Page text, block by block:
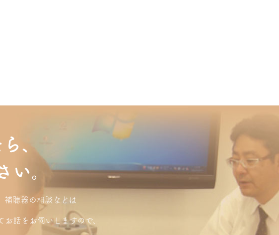
、
い。
補聴器の相談などは
話をお伺いしますので、